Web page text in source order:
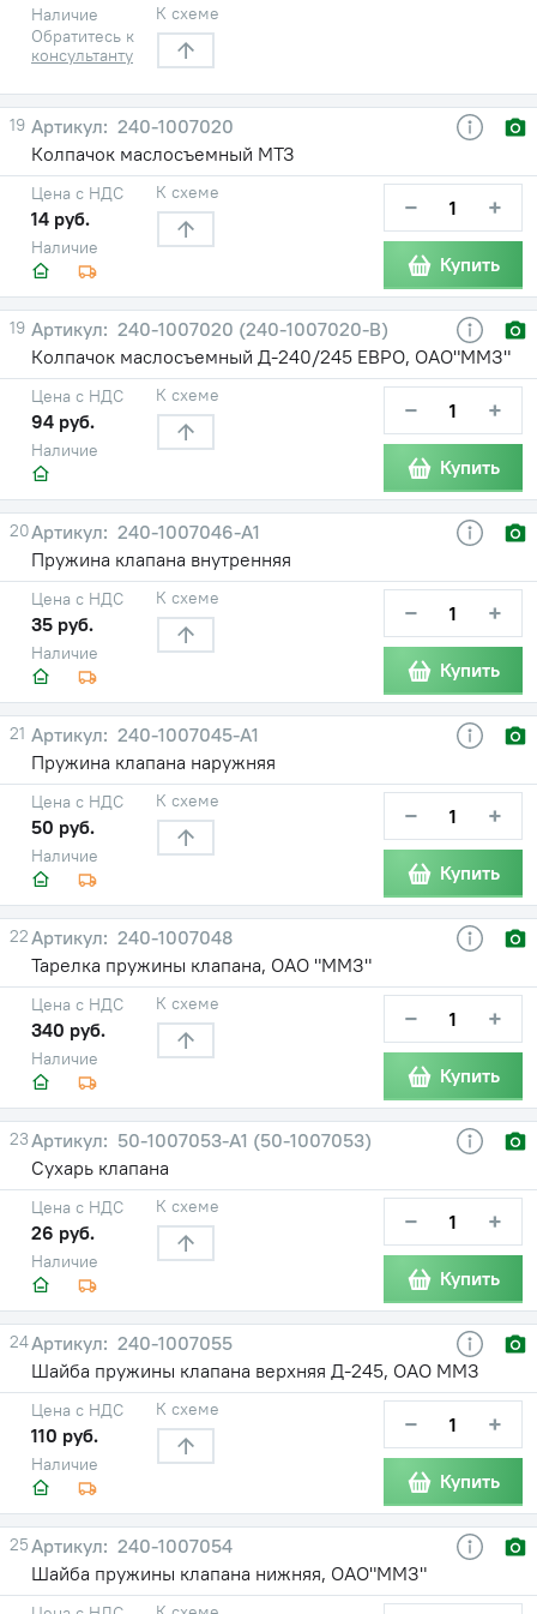
Наличие
Обратитесь к
консультанту
К схеме
19
240-1007020
Колпачок маслосъемный МТЗ
Наличие
Цена с НДС
14 руб.
К схеме − +
Купить
19
240-1007020 (240-1007020-В)
Колпачок маслосъемный Д-240/245 ЕВРО, ОАО"ММЗ"
Наличие
Цена с НДС
94 руб.
К схеме − +
Купить
20
240-1007046-А1
Пружина клапана внутренняя
Наличие
Цена с НДС
35 руб.
К схеме − +
Купить
21
240-1007045-А1
Пружина клапана наружняя
Наличие
Цена с НДС
50 руб.
К схеме − +
Купить
22
240-1007048
Тарелка пружины клапана, ОАО "ММЗ"
Наличие
Цена с НДС
340 руб.
К схеме − +
Купить
23
50-1007053-А1 (50-1007053)
Сухарь клапана
Наличие
Цена с НДС
26 руб.
К схеме − +
Купить
24
240-1007055
Шайба пружины клапана верхняя Д-245, ОАО ММЗ
Наличие
Цена с НДС
110 руб.
К схеме − +
Купить
25
240-1007054
Шайба пружины клапана нижняя, ОАО"ММЗ"